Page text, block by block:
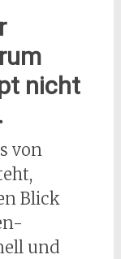
nicht
von
Blick
und